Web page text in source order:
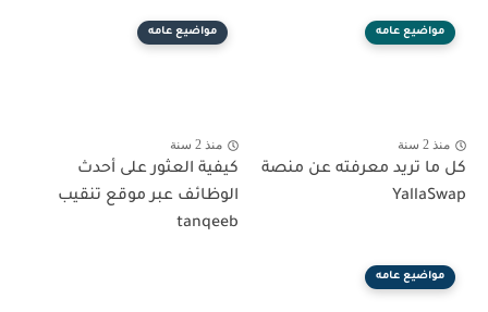
مواضيع عامه
منذ 2 سنة
كل ما تريد معرفته عن منصة
YallaSwap
مواضيع عامه
منذ 2 سنة
كيفية العثور على أحدث
الوظائف عبر موقع تنقيب
tanqeeb
مواضيع عامه